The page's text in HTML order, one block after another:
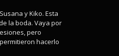
y Kiko. Esta
la boda. Vaya por
pero
hacerlo